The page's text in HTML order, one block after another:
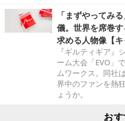
「まずやってみ
儀。世界を席巻す
求める人物像【キ
『ギルティギア』
ーム大会「EVO」
ムワークス。同社
界中のファンを熱
ょうか。
おす